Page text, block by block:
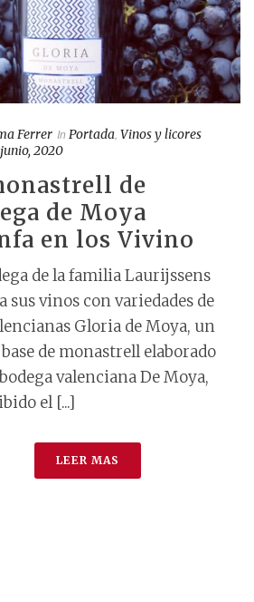
Ferrer In Portada, Vinos y licores
2020
de
de Moya
en los Vivino
de la familia Laurijssens
sus vinos con variedades de
Gloria de Moya, un
de monastrell elaborado
valenciana De Moya,
el [...]
LEER MAS